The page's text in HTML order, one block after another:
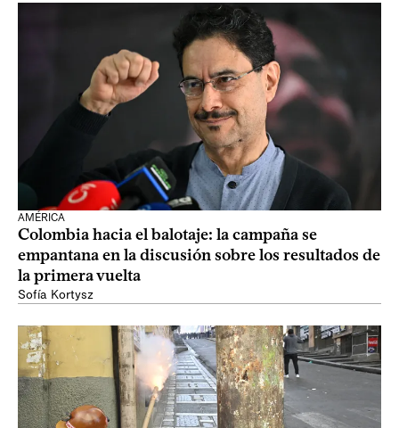
AMÉRICA
Colombia hacia el balotaje: la campaña se
empantana en la discusión sobre los resultados de
la primera vuelta
Sofía Kortysz